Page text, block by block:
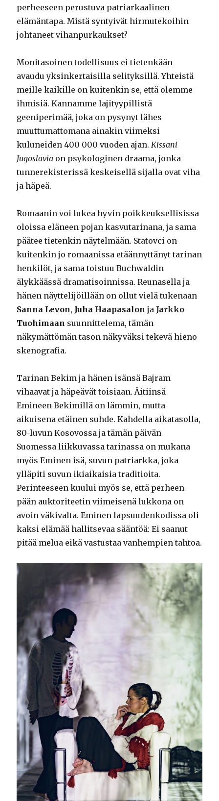
perheeseen perustuva patriarkaalinen
elämäntapa. Mistä syntyivät hirmutekoihin
johtaneet vihanpurkaukset?
Monitasoinen todellisuus ei tietenkään
avaudu yksinkertaisilla selityksillä. Yhteistä
meille kaikille on kuitenkin se, että olemme
ihmisiä. Kannamme lajityypillistä
geeniperimää, joka on pysynyt lähes
muuttumattomana ainakin viimeksi
kuluneiden 400 000 vuoden ajan.Kissani
Jugoslavia on psykologinen draama, jonka
tunnerekisterissä keskeisellä sijalla ovat viha
ja häpeä.
Romaanin voi lukea hyvin poikkeuksellisissa
oloissa eläneen pojan kasvutarinana, ja sama
päätee tietenkin näytelmään. Statovci on
kuitenkin jo romaanissa etäännyttänyt tarinan
henkilöt, ja sama toistuu Buchwaldin
älykkäässä dramatisoinnissa. Reunasella ja
hänen näyttelijöillään on ollut vielä tukenaan
Sanna Levon, Juha Haapasalon ja Jarkko
Tuohimaan suunnittelema, tämän
näkymättömän tason näkyväksi tekevä hieno
skenografia.
Tarinan Bekim ja hänen isänsä Bajram
vihaavat ja häpeävät toisiaan. Äitiinsä
Emineen Bekimillä on lämmin, mutta
aikuisena etäinen suhde. Kahdella aikatasolla,
80-luvun Kosovossa ja tämän päivän
Suomessa liikkuvassa tarinassa on mukana
myös Eminen isä, suvun patriarkka, joka
ylläpiti suvun ikiaikaisia traditioita.
Perinteeseen kuului myös se, että perheen
pään auktoriteetin viimeisenä lukkona on
avoin väkivalta. Eminen lapsuudenkodissa oli
kaksi elämää hallitsevaa sääntöä: Ei saanut
pitää melua eikä vastustaa vanhempien tahtoa.